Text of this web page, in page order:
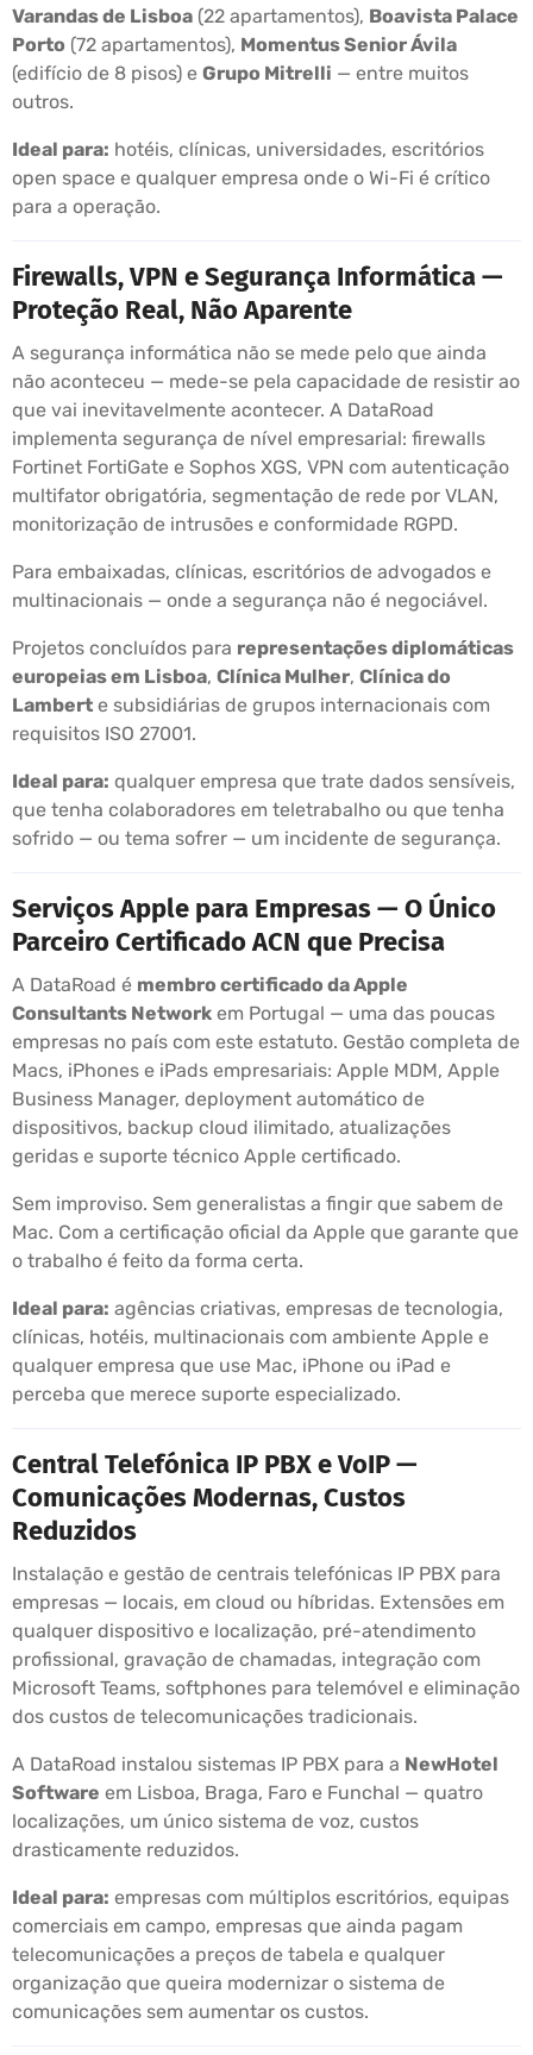
Varandas de Lisboa (22 apartamentos), Boavista Palace
Porto (72 apartamentos), Momentus Senior Ávila
(edifício de 8 pisos) e Grupo Mitrelli — entre muitos
outros.
Ideal para: hotéis, clínicas, universidades, escritórios
open space e qualquer empresa onde o Wi-Fi é crítico
para a operação.
Firewalls, VPN e Segurança Informática —
Proteção Real, Não Aparente
A segurança informática não se mede pelo que ainda
não aconteceu — mede-se pela capacidade de resistir ao
que vai inevitavelmente acontecer. A DataRoad
implementa segurança de nível empresarial: firewalls
Fortinet FortiGate e Sophos XGS, VPN com autenticação
multifator obrigatória, segmentação de rede por VLAN,
monitorização de intrusões e conformidade RGPD.
Para embaixadas, clínicas, escritórios de advogados e
multinacionais — onde a segurança não é negociável.
Projetos concluídos para representações diplomáticas
europeias em Lisboa, Clínica Mulher, Clínica do
Lambert e subsidiárias de grupos internacionais com
requisitos ISO 27001.
Ideal para: qualquer empresa que trate dados sensíveis,
que tenha colaboradores em teletrabalho ou que tenha
sofrido — ou tema sofrer — um incidente de segurança.
Serviços Apple para Empresas — O Único
Parceiro Certificado ACN que Precisa
A DataRoad é membro certificado da Apple
Consultants Network em Portugal — uma das poucas
empresas no país com este estatuto. Gestão completa de
Macs, iPhones e iPads empresariais: Apple MDM, Apple
Business Manager, deployment automático de
dispositivos, backup cloud ilimitado, atualizações
geridas e suporte técnico Apple certificado.
Sem improviso. Sem generalistas a fingir que sabem de
Mac. Com a certificação oficial da Apple que garante que
o trabalho é feito da forma certa.
Ideal para: agências criativas, empresas de tecnologia,
clínicas, hotéis, multinacionais com ambiente Apple e
qualquer empresa que use Mac, iPhone ou iPad e
perceba que merece suporte especializado.
Central Telefónica IP PBX e VoIP —
Comunicações Modernas, Custos
Reduzidos
Instalação e gestão de centrais telefónicas IP PBX para
empresas — locais, em cloud ou híbridas. Extensões em
qualquer dispositivo e localização, pré-atendimento
profissional, gravação de chamadas, integração com
Microsoft Teams, softphones para telemóvel e eliminação
dos custos de telecomunicações tradicionais.
A DataRoad instalou sistemas IP PBX para a NewHotel
Software em Lisboa, Braga, Faro e Funchal — quatro
localizações, um único sistema de voz, custos
drasticamente reduzidos.
Ideal para: empresas com múltiplos escritórios, equipas
comerciais em campo, empresas que ainda pagam
telecomunicações a preços de tabela e qualquer
organização que queira modernizar o sistema de
comunicações sem aumentar os custos.